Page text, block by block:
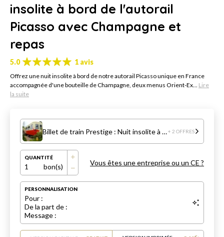
insolite à bord de l'autorail
Picasso avec Champagne et
repas
5.0 1 avis
Offrez une nuit insolite à bord de notre autorail Picasso unique en France
accompagnée d'une bouteille de Champagne, deux menus Orient-Ex... Lire
la suite
Billet de train Prestige : Nuit insolite à bord de l'autorail Picasso avec Champagne et repas+ 2 OFFRES
QUANTITÉ
1 bon(s) Vous êtes une entreprise ou un CE ?
PERSONNALISATION
Pour :
De la part de :
Message :